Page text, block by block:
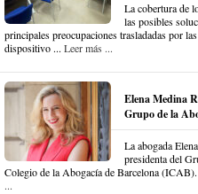
La cobertura de
las posibles
principales preocupaciones trasladadas por
dispositivo ... Leer más ...
Elena Medina
Grupo de la
La abogada
presidenta del
Colegio de la Abogacía de Barcelona
...